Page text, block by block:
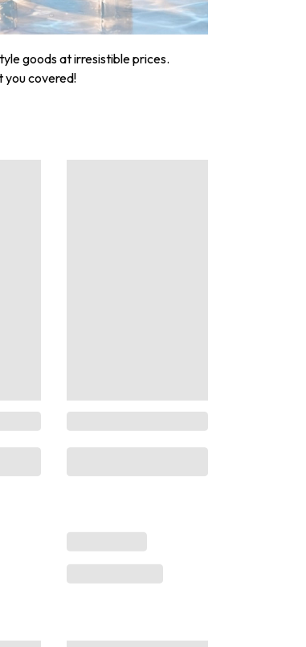
goods at irresistible prices.
you covered!